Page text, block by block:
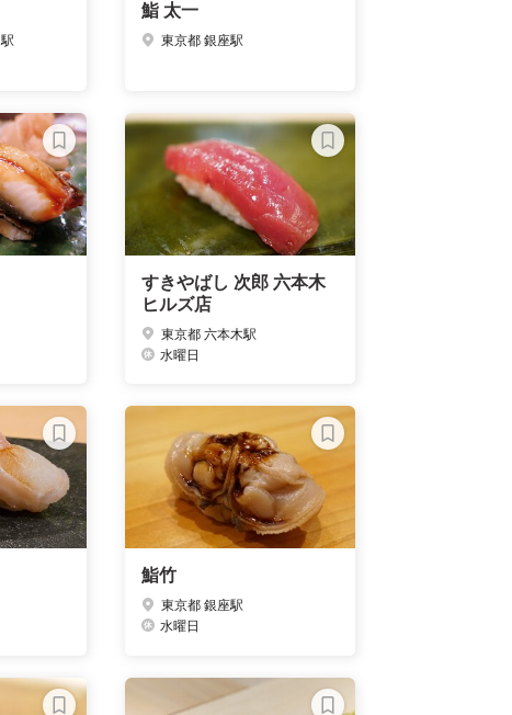
鮨 太一
東京都 銀座駅
すきやばし 次郎 六本木
ヒルズ店
東京都 六本木駅
水曜日
鮨竹
東京都 銀座駅
水曜日